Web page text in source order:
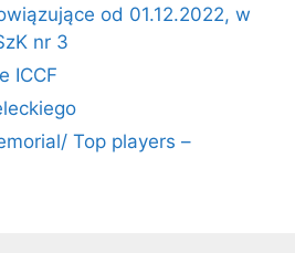
od 01.12.2022, w
nr 3
ICCF
Top players –